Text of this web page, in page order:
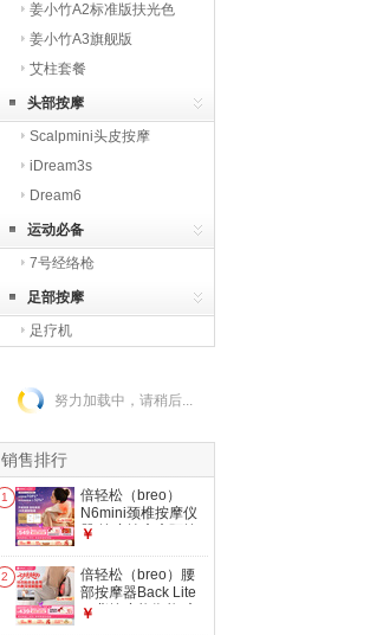
姜小竹A2标准版扶光色
姜小竹A3旗舰版
艾柱套餐
头部按摩
Scalpmini头皮按摩
iDream3s
Dream6
运动必备
7号经络枪
足部按摩
足疗机
努力加载中，请稍后...
销售排行
1
倍轻松（breo）
N6mini颈椎按摩仪
器 按摩披肩肩颈按
部按摩 生日七夕情
人节礼物送男女朋友
老婆
￥
2
倍轻松（breo）腰
部按摩器Back Lite
腰背按摩垫靠垫 肩
￥